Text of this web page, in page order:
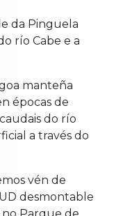
da Pinguela
río Cabe e a
manteña
épocas de
do río
a través do
vén de
desmontable